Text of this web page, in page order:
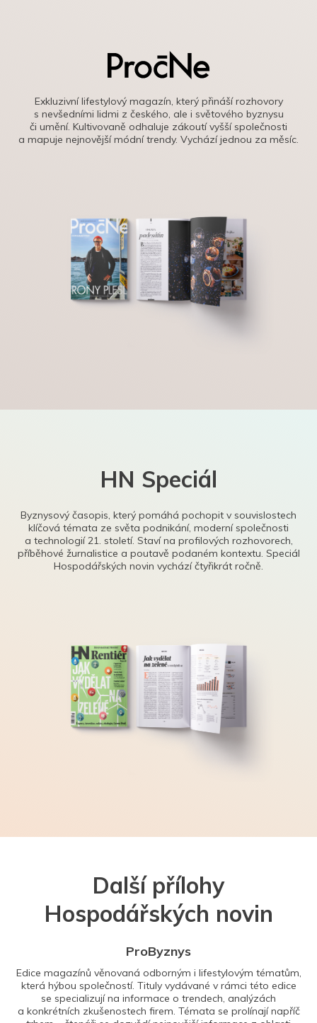
Exkluzivní lifestylový magazín, který přináší rozhovory
s nevšedními lidmi z českého, ale i světového byznysu
či umění. Kultivovaně odhaluje zákoutí vyšší společnosti
a mapuje nejnovější módní trendy. Vychází jednou za měsíc.
HN Speciál
Byznysový časopis, který pomáhá pochopit v souvislostech
klíčová témata ze světa podnikání, moderní společnosti
a technologií 21. století. Staví na profilových rozhovorech,
příběhové žurnalistice a poutavě podaném kontextu. Speciál
Hospodářských novin vychází čtyřikrát ročně.
Další přílohy
Hospodářských novin
ProByznys
Edice magazínů věnovaná odborným i lifestylovým tématům,
která hýbou společností. Tituly vydávané v rámci této edice
se specializují na informace o trendech, analýzách
a konkrétních zkušenostech firem. Témata se prolínají napříč